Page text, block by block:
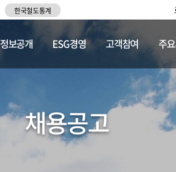
한국철도통계
채용정보
정보공개 ESG경영 고객참여 주
채용공고